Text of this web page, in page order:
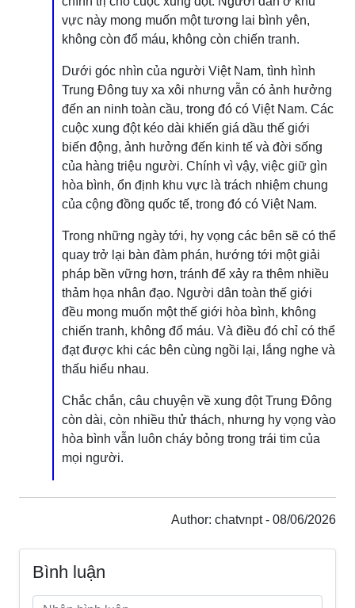
vực này mong muốn một tương lai bình yên,
không còn đổ máu, không còn chiến tranh.
Dưới góc nhìn của người Việt Nam, tình hình
Trung Đông tuy xa xôi nhưng vẫn có ảnh hưởng
đến an ninh toàn cầu, trong đó có Việt Nam. Các
cuộc xung đột kéo dài khiến giá dầu thế giới
biến động, ảnh hưởng đến kinh tế và đời sống
của hàng triệu người. Chính vì vậy, việc giữ gìn
hòa bình, ổn định khu vực là trách nhiệm chung
của cộng đồng quốc tế, trong đó có Việt Nam.
Trong những ngày tới, hy vọng các bên sẽ có thể
quay trở lại bàn đàm phán, hướng tới một giải
pháp bền vững hơn, tránh để xảy ra thêm nhiều
thảm họa nhân đạo. Người dân toàn thế giới
đều mong muốn một thế giới hòa bình, không
chiến tranh, không đổ máu. Và điều đó chỉ có thể
đạt được khi các bên cùng ngồi lại, lắng nghe và
thấu hiểu nhau.
Chắc chắn, câu chuyện về xung đột Trung Đông
còn dài, còn nhiều thử thách, nhưng hy vọng vào
hòa bình vẫn luôn cháy bỏng trong trái tim của
mọi người.
Author: chatvnpt - 08/06/2026
Bình luận